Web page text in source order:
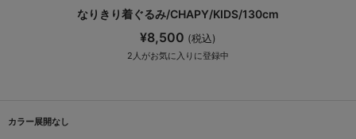
なりきり着ぐるみ/CHAPY/KIDS/130cm
¥8,500 (税込)
2 人がお気に入りに登録中
カラー展開なし